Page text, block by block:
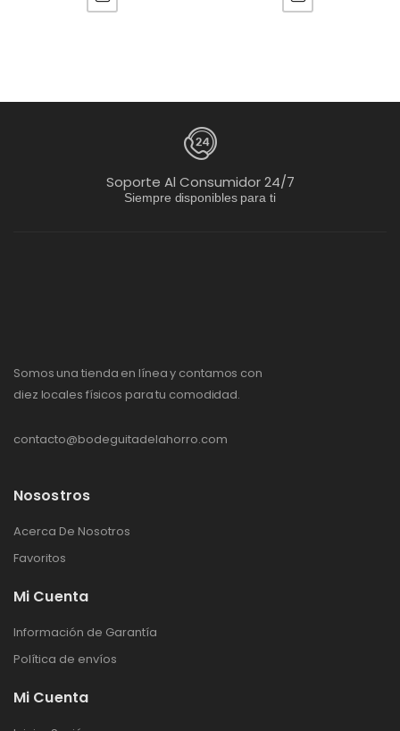
Soporte Al Consumidor 24/7
Siempre disponibles para ti
Somos una tienda en línea y contamos con
diez locales físicos para tu comodidad.
contacto@bodeguitadelahorro.com
Nosostros
Acerca De Nosotros
Favoritos
Mi Cuenta
Información de Garantía
Política de envíos
Mi Cuenta